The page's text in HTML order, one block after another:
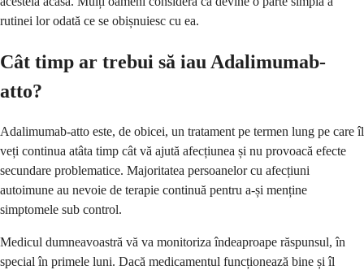
rutinei lor odată ce se obișnuiesc cu ea.
Cât timp ar trebui să iau Adalimumab-
atto?
Adalimumab-atto este, de obicei, un tratament pe termen lung pe care îl
veți continua atâta timp cât vă ajută afecțiunea și nu provoacă efecte
secundare problematice. Majoritatea persoanelor cu afecțiuni
autoimune au nevoie de terapie continuă pentru a-și menține
simptomele sub control.
Medicul dumneavoastră vă va monitoriza îndeaproape răspunsul, în
special în primele luni. Dacă medicamentul funcționează bine și îl